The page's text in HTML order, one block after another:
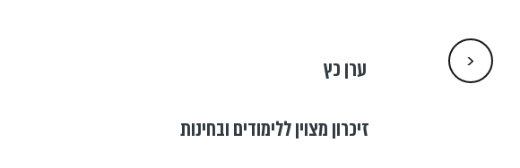
ערן כץ
זיכרון מצוין ללימודים ובחינות
<